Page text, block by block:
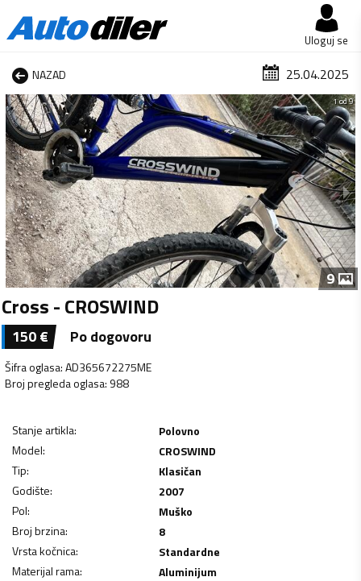
Uloguj se
NAZAD 25.04.2025
1 od 9
9
Cross - CROSWIND
150€ Po dogovoru
Šifra oglasa:AD365672275ME
Broj pregleda oglasa: 988
Stanje artikla:
Polovno
Model:
CROSWIND
Tip:
Klasičan
Godište:
2007
Pol:
Muško
Broj brzina:
8
Vrsta kočnica:
Standardne
Materijal rama:
Aluminijum